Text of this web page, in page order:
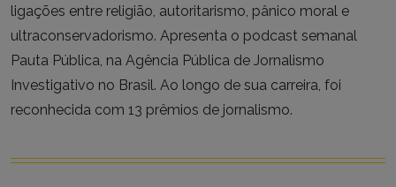
ligações entre religião, autoritarismo, pânico moral e
ultraconservadorismo. Apresenta o podcast semanal
Pauta Pública, na Agência Pública de Jornalismo
Investigativo no Brasil. Ao longo de sua carreira, foi
reconhecida com 13 prêmios de jornalismo.